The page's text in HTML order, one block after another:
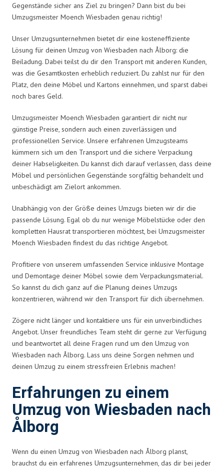
Gegenstände sicher ans Ziel zu bringen? Dann bist du bei
Umzugsmeister Moench Wiesbaden genau richtig!
Unser Umzugsunternehmen bietet dir eine kosteneffiziente
Lösung für deinen Umzug von Wiesbaden nach Ålborg: die
Beiladung. Dabei teilst du dir den Transport mit anderen Kunden,
was die Gesamtkosten erheblich reduziert. Du zahlst nur für den
Platz, den deine Möbel und Kartons einnehmen, und sparst dabei
noch bares Geld.
Umzugsmeister Moench Wiesbaden garantiert dir nicht nur
günstige Preise, sondern auch einen zuverlässigen und
professionellen Service. Unsere erfahrenen Umzugsteams
kümmern sich um den Transport und die sichere Verpackung
deiner Habseligkeiten. Du kannst dich darauf verlassen, dass deine
Möbel und persönlichen Gegenstände sorgfältig behandelt und
unbeschädigt am Zielort ankommen.
Unabhängig von der Größe deines Umzugs bieten wir dir die
passende Lösung. Egal ob du nur wenige Möbelstücke oder den
kompletten Hausrat transportieren möchtest, bei Umzugsmeister
Moench Wiesbaden findest du das richtige Angebot.
Profitiere von unserem umfassenden Service inklusive Montage
und Demontage deiner Möbel sowie dem Verpackungsmaterial.
So kannst du dich ganz auf die Planung deines Umzugs
konzentrieren, während wir den Transport für dich übernehmen.
Zögere nicht länger und kontaktiere uns für ein unverbindliches
Angebot. Unser freundliches Team steht dir gerne zur Verfügung
und beantwortet all deine Fragen rund um den Umzug von
Wiesbaden nach Ålborg. Lass uns deine Sorgen nehmen und
deinen Umzug zu einem stressfreien Erlebnis machen!
Erfahrungen zu einem
Umzug von Wiesbaden nach
Ålborg
Wenn du einen Umzug von Wiesbaden nach Ålborg planst,
brauchst du ein erfahrenes Umzugsunternehmen, das dir bei jeder